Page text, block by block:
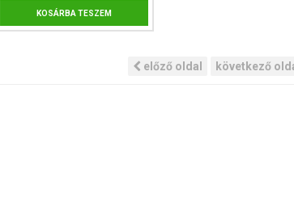
KOSÁRBA TESZEM
előző oldal következő